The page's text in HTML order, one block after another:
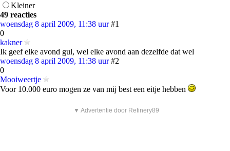
Kleiner
49 reacties
woensdag 8 april 2009, 11:38 uur #1
0
kakner
Ik geef elke avond gul, wel elke avond aan dezelfde dat wel
woensdag 8 april 2009, 11:38 uur #2
0
Mooiweertje
Voor 10.000 euro mogen ze van mij best een eitje hebben
▼ Advertentie door Refinery89